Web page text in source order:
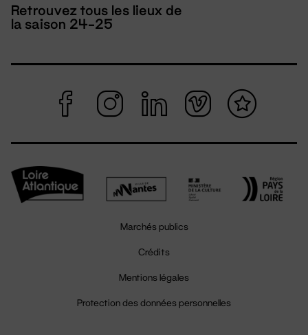
Retrouvez tous les lieux de
la saison 24-25
Marchés publics
Crédits
Mentions légales
Protection des données personnelles